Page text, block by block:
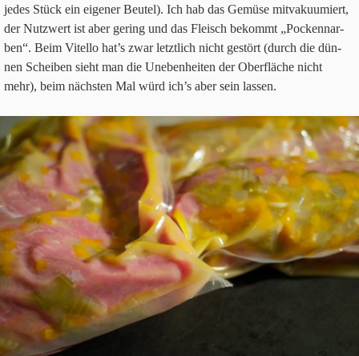
jedes Stück ein eige­ner Beu­tel). Ich hab das Gemüse mit­va­ku­um­iert,
der Nutz­wert ist aber gering und das Fleisch bekommt „Pocken­nar­
ben“. Beim Vitello hat’s zwar letzt­lich nicht gestört (durch die dün­
nen Schei­ben sieht man die Uneben­hei­ten der Ober­flä­che nicht
mehr), beim näch­sten Mal würd ich’s aber sein lassen.